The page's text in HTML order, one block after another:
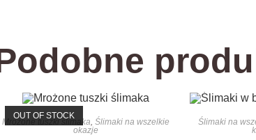
OUT OF STOCK
Mrożone tuszki ślimaka ,Ślimaki na wszelkie
okazje
Ślimaki na